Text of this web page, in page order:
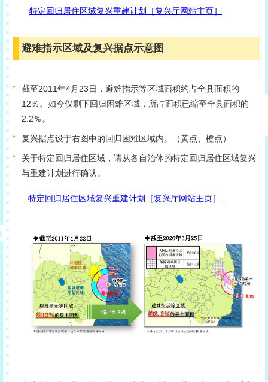
特定回归居住区域复兴重建计划［复兴厅网站主页］
避难指示区域及复兴据点示意图
截至2011年4月23日，避难指示等区域面积约占全县面积的
12％。如今仅剩下回归困难区域，所占面积已缩至全县面积的
2.2％。
复兴据点设于右图中的回归困难区域内。（黄点、橙点）
关于特定回归居住区域，请从各自治体的特定回归居住区域复兴
与重建计划进行确认。
特定回归居住区域复兴重建计划［复兴厅网站主页］